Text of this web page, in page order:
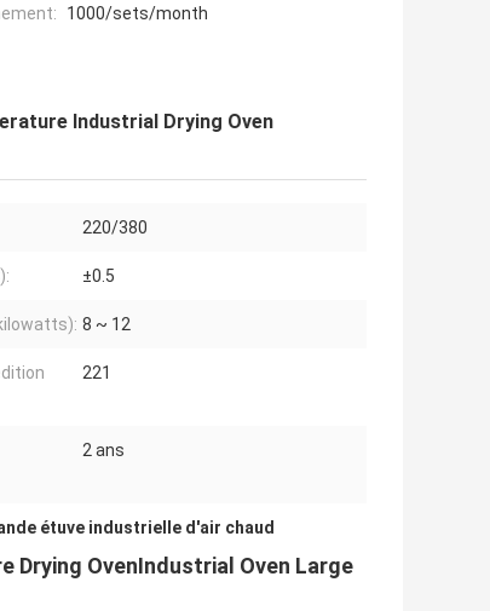
1000/sets/month
Industrial Drying Oven
220/380
±0.5
8 ~ 12
221
2 ans
étuve industrielle d'air chaud
Drying OvenIndustrial Oven Large